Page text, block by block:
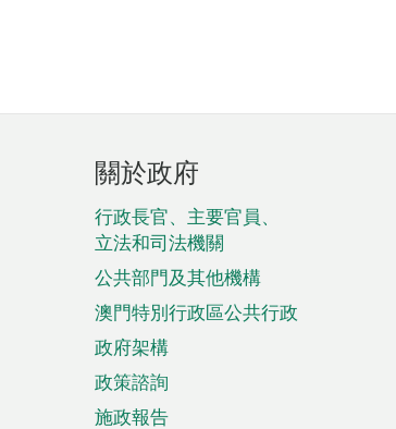
頁
腳
菜
單
關於政府
行政長官、主要官員、
立法和司法機關
公共部門及其他機構
澳門特別行政區公共行政
政府架構
政策諮詢
施政報告